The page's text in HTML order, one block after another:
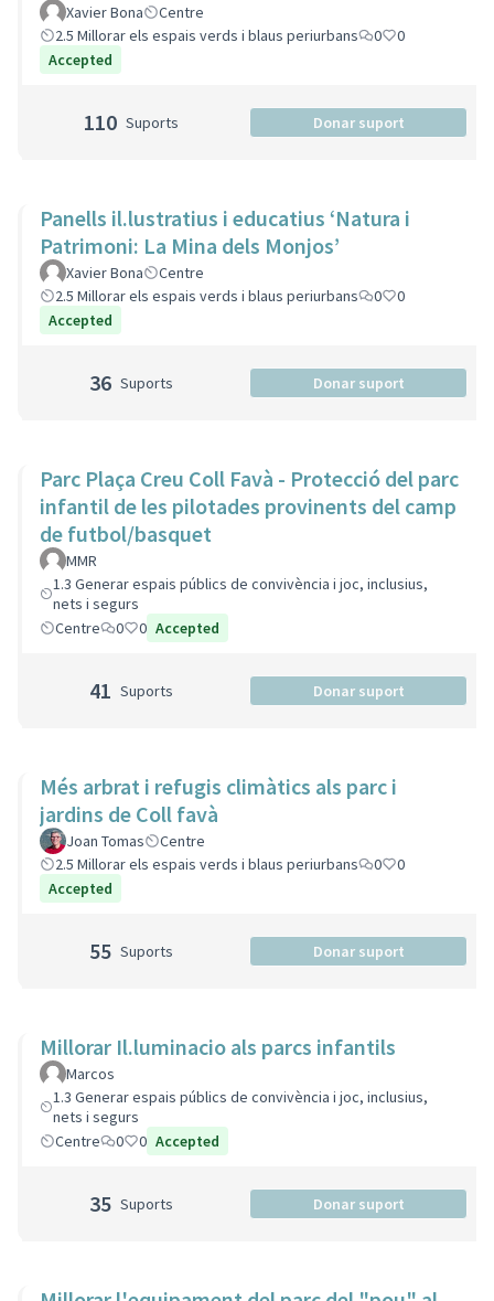
Xavier Bona
Centre
2.5 Millorar els espais verds i blaus periurbans
0
0
Accepted
110 Suports Donar suport
Panells il.lustratius i educatius ‘Natura i
Patrimoni: La Mina dels Monjos’
Xavier Bona
Centre
2.5 Millorar els espais verds i blaus periurbans
0
0
Accepted
36 Suports Donar suport
Parc Plaça Creu Coll Favà - Protecció del parc
infantil de les pilotades provinents del camp
de futbol/basquet
MMR
1.3 Generar espais públics de convivència i joc, inclusius,
nets i segurs
Centre
0 0 Accepted
41 Suports Donar suport
Més arbrat i refugis climàtics als parc i
jardins de Coll favà
Joan Tomas
Centre
2.5 Millorar els espais verds i blaus periurbans
0
0
Accepted
55 Suports Donar suport
Millorar Il.luminacio als parcs infantils
Marcos
1.3 Generar espais públics de convivència i joc, inclusius,
nets i segurs
Centre
0 0 Accepted
35 Suports Donar suport